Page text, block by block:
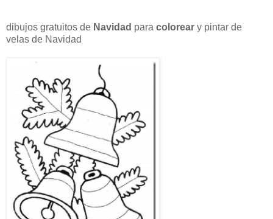
dibujos gratuitos de Navidad para colorear y pintar de
velas de Navidad